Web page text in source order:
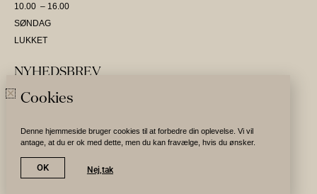
10.00 – 16.00
SØNDAG
LUKKET
NYHEDSBREV
Tilmeld nyhedsbrev
Cookies
Denne hjemmeside bruger cookies til at forbedre din oplevelse. Vi vil
antage, at du er ok med dette, men du kan fravælge, hvis du ønsker.
OK Nej,tak